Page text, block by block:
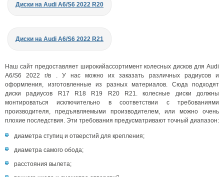
Диски на Audi A6/S6 2022 R20
Диски на Audi A6/S6 2022 R21
Наш сайт предоставляет широкийассортимент колесных дисков для Audi
A6/S6 2022 г/в . У нас можно их заказать различных радиусов и
оформления, изготовленные из разных материалов. Сюда подходят
диски радиусов R17 R18 R19 R20 R21. колесные диски должны
монтироваться исключительно в соответствии с требованиями
производителя, предъявляемыми производителем, или можно очень
плохие последствия. Эти требования предусматривают точный диапазон:
диаметра ступиц и отверстий для крепления;
диаметра самого обода;
расстояния вылета;